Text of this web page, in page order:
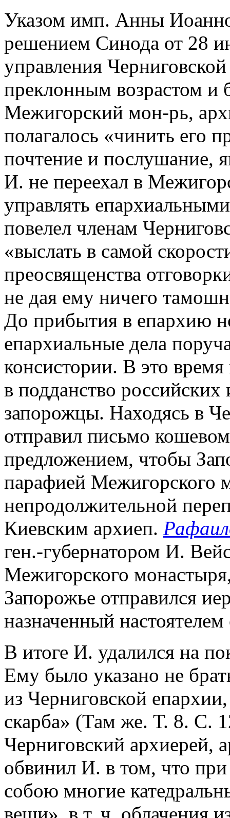
Указом имп. Анны
решением Синода от 28
управления
преклонным возрастом и
Межигорский мон-рь,
полагалось «чинить его
почтение и послушание,
И. не переехал в
управлять
повелел членам
«выслать в самой
преосвященства
не дая ему ничего
До прибытия в епархию
епархиальные дела
консистории. В это
в подданство российских
запорожцы. Находясь в
отправил письмо
предложением, чтобы
парафией Межигорского
непродолжительной
Киевским архиеп.
ген.-губернатором И.
Межигорского
Запорожье отправился
назначенный
В итоге И. удалился на
Ему было указано не
из Черниговской
скарба» (Там же. Т. 8. С.
Черниговский архиерей,
обвинил И. в том, что при
собою многие
вещи», в т. ч. облачения